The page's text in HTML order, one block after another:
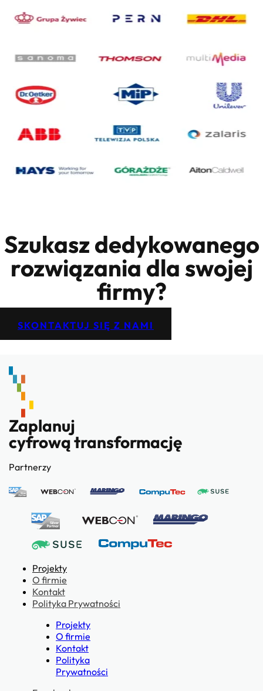
Szukasz dedykowanego
rozwiązania dla swojej
firmy?
SKONTAKTUJ SIĘ Z NAMI
Zaplanuj
cyfrową transformację
Partnerzy
Projekty
O firmie
Kontakt
Polityka Prywatności
Projekty
O firmie
Kontakt
Polityka
Prywatności